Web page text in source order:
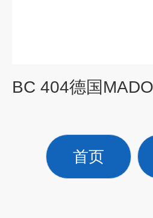
首页